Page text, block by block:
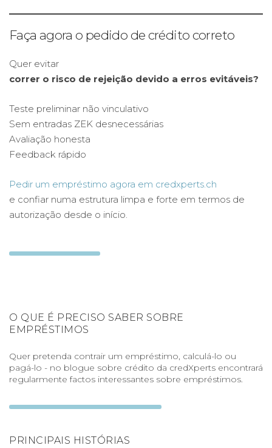
Faça agora o pedido de crédito correto
Quer evitar
correr o risco de rejeição devido a erros evitáveis?
Teste preliminar não vinculativo
Sem entradas ZEK desnecessárias
Avaliação honesta
Feedback rápido
Pedir um empréstimo agora em credxperts.ch
e confiar numa estrutura limpa e forte em termos de
autorização desde o início.
O QUE É PRECISO SABER SOBRE
EMPRÉSTIMOS
Quer pretenda contrair um empréstimo, calculá-lo ou
pagá-lo - no blogue sobre crédito da credXperts encontrará
regularmente factos interessantes sobre empréstimos.
PRINCIPAIS HISTÓRIAS